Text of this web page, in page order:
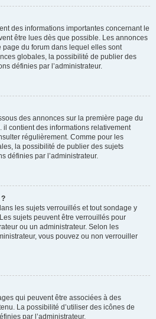
des informations importantes concernant le
être lues dès que possible. Les annonces
du forum dans lequel elles sont
globales, la possibilité de publier des
définies par l’administrateur.
des annonces sur la première page du
contient des informations relativement
régulièrement. Comme pour les
la possibilité de publier des sujets
définies par l’administrateur.
les sujets verrouillés et tout sondage y
sujets peuvent être verrouillés pour
ou un administrateur. Selon les
vous pouvez ou non verrouiller
qui peuvent être associées à des
La possibilité d’utiliser des icônes de
par l’administrateur.